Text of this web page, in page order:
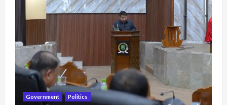
Government Politics